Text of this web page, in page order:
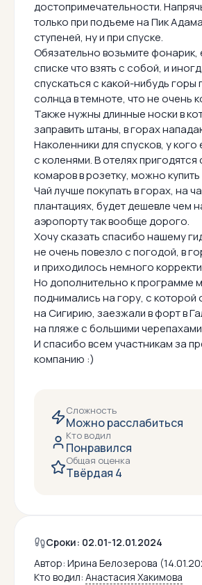
достопримечательности.
только при подъеме на Пик
ступеней, ну и при спуске.
Обязательно возьмите фонарик,
списке что взять с собой, и
спускаться с какой-нибудь горы
солнца в темноте, что не очень
Также нужны длинные носки в
заправить штаны, в горах
Наколенники для спусков, у
с коленями. В отелях пригодятся
комаров в розетку, можно
Чай лучше покупать в горах, на
плантациях, будет дешевле чем
аэропорту так вообще дорого.
Хочу сказать спасибо нашему
не очень повезло с погодой, в
и приходилось немного
Но дополнительно к программе
поднимались на гору, с которой
на Сигирию, заезжали в форт в
на пляже с большими
И спасибо всем участникам за
компанию :)
Сложность
Можно расслабиться
Кто водил
Понравился
Общая оценка
Твёрдая 4
Сроки: 02.01-12.01.2024
Автор: Ирина Белозерова
Кто водил: Анастасия Хакимова